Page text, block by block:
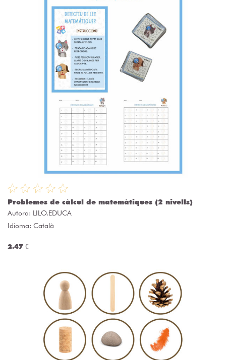
Problemes de càlcul de matemàtiques (2 nivells)
Autora: LILO.EDUCA
Idioma: Català
2.47 €